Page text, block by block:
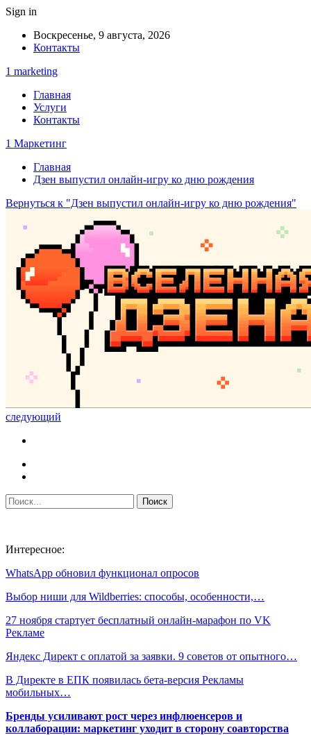
Sign in
Воскресенье, 9 августа, 2026
Контакты
1 marketing
Главная
Услуги
Контакты
1 Маркетинг
Главная
Дзен выпустил онлайн-игру ко дню рождения
Вернуться к "Дзен выпустил онлайн-игру ко дню рождения"
следующий
Интересное:
WhatsApp обновил функционал опросов
Выбор ниши для Wildberries: способы, особенности,…
27 ноября стартует бесплатный онлайн-марафон по VK
Рекламе
Яндекс Директ с оплатой за заявки. 9 советов от опытного…
В Директе в ЕПК появилась бета-версия Рекламы
мобильных…
Бренды усиливают рост через инфлюенсеров и
коллаборации: маркетинг уходит в сторону соавторства